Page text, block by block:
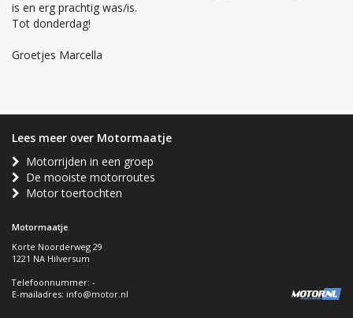
is en erg prachtig was/is.
Tot donderdag!
Groetjes Marcella
Lees meer over Motormaatje
Motorrijden in een groep
De mooiste motorroutes
Motor toertochten
Motormaatje
Korte Noorderweg 29
1221 NA Hilversum
Telefoonnummer: -
E-mailadres: info@motor.nl